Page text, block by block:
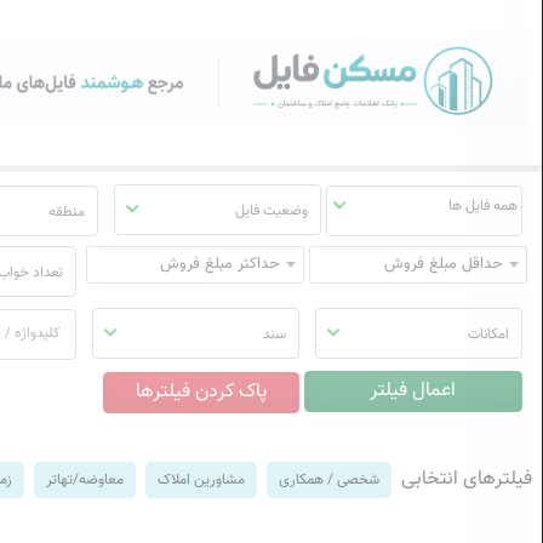
مسکن فایل | خرید، فروش،
منوی
مسکن
وضعیت فایل منطقه
حداقل مبلغ فروش حداکثر مبلغ فروش تعداد
امکانات سند
فیلترهای انتخابی شخصی / همکاری مشاورین املاک معاوضه/تهاتر